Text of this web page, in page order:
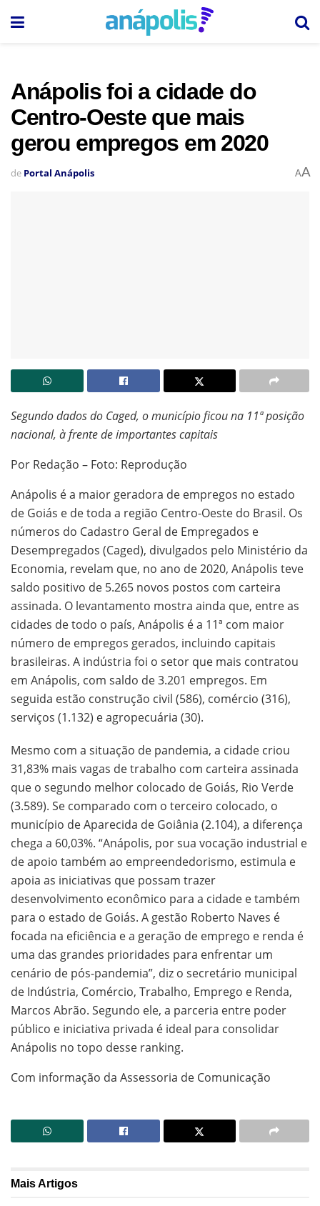
Anápolis foi a cidade do
Centro-Oeste que mais
gerou empregos em 2020
de Portal Anápolis AA
Segundo dados do Caged, o município ficou na 11ª posição
nacional, à frente de importantes capitais
Por Redação – Foto: Reprodução
Anápolis é a maior geradora de empregos no estado
de Goiás e de toda a região Centro-Oeste do Brasil. Os
números do Cadastro Geral de Empregados e
Desempregados (Caged), divulgados pelo Ministério da
Economia, revelam que, no ano de 2020, Anápolis teve
saldo positivo de 5.265 novos postos com carteira
assinada. O levantamento mostra ainda que, entre as
cidades de todo o país, Anápolis é a 11ª com maior
número de empregos gerados, incluindo capitais
brasileiras. A indústria foi o setor que mais contratou
em Anápolis, com saldo de 3.201 empregos. Em
seguida estão construção civil (586), comércio (316),
serviços (1.132) e agropecuária (30).
Mesmo com a situação de pandemia, a cidade criou
31,83% mais vagas de trabalho com carteira assinada
que o segundo melhor colocado de Goiás, Rio Verde
(3.589). Se comparado com o terceiro colocado, o
município de Aparecida de Goiânia (2.104), a diferença
chega a 60,03%. “Anápolis, por sua vocação industrial e
de apoio também ao empreendedorismo, estimula e
apoia as iniciativas que possam trazer
desenvolvimento econômico para a cidade e também
para o estado de Goiás. A gestão Roberto Naves é
focada na eficiência e a geração de emprego e renda é
uma das grandes prioridades para enfrentar um
cenário de pós-pandemia”, diz o secretário municipal
de Indústria, Comércio, Trabalho, Emprego e Renda,
Marcos Abrão. Segundo ele, a parceria entre poder
público e iniciativa privada é ideal para consolidar
Anápolis no topo desse ranking.
Com informação da Assessoria de Comunicação
MaisArtigos